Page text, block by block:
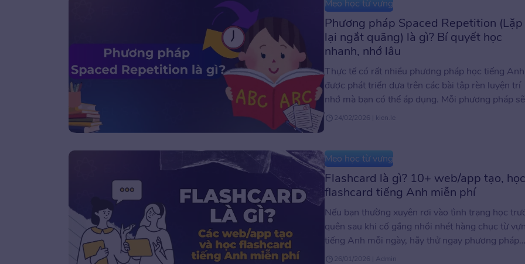
Mẹo học từ vựng
Phương pháp Spaced Repetition (Lặp
lại ngắt quãng) là gì? Bí quyết học
nhanh, nhớ lâu
Thực tế có rất nhiều phương pháp học tiếng Anh
được phát triển dựa trên các bài tập rèn luyện trí
nhớ mà bạn có thể áp dụng. Mỗi phương pháp sẽ
có một đặc điểm riêng, phù hợp với trình độ và độ
24/02/2026 | kien.le
Mẹo học từ vựng
Flashcard là gì? 10+ web/app tạo, học
flashcard tiếng Anh miễn phí
Nếu bạn thường xuyên rơi vào tình trạng học
quên sau khi cố gắng nhồi nhét hàng chục từ
tiếng Anh mỗi ngày, hãy thử ngay phương pháp
ghi nhớ bằng flashcard. Hãy cùng ELSA Speak
26/01/2026 | Admin